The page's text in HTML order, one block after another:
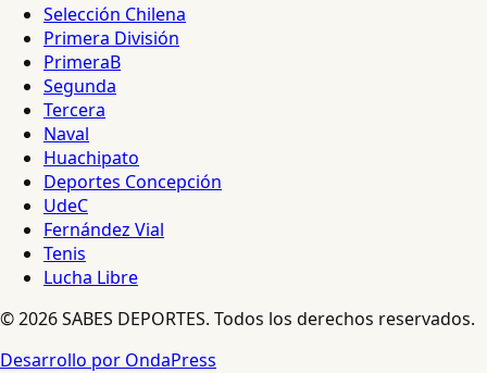
Selección Chilena
Primera División
PrimeraB
Segunda
Tercera
Naval
Huachipato
Deportes Concepción
UdeC
Fernández Vial
Tenis
Lucha Libre
© 2026 SABES DEPORTES. Todos los derechos reservados.
Desarrollo por OndaPress